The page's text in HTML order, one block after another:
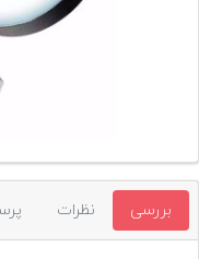
لیست
قیمت
دوربین
بررسی نظرات